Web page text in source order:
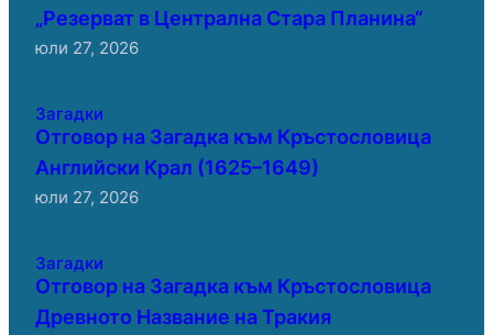
„Резерват в Централна Стара Планина“
юли 27, 2026
Загадки
Отговор на Загадка към Кръстословица
Английски Крал (1625–1649)
юли 27, 2026
Загадки
Отговор на Загадка към Кръстословица
Древното Название на Тракия